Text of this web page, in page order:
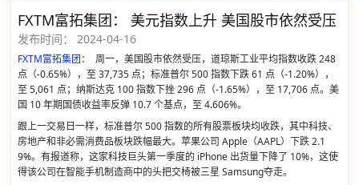
FXTM富拓集团： 美元指数上升 美国股市依然受压
发布时间： 2024-04-16
FXTM富拓集团： 周一，美国股市依然受压，道琼斯工业平均指数收跌 248
点（-0.65%），至 37,735 点；标准普尔 500 指数下跌 61 点（-1.20%），
至 5,061 点；纳斯达克 100 指数下挫 296 点（-1.65%），至 17,706 点。美
国 10 年期国债收益率反弹 10.7 个基点，至 4.606%。
跟上一交易日一样，标准普尔 500 指数的所有股票板块均收跌，其中科技、
房地产和非必需消费品板块跌幅最大。苹果公司 Apple（AAPL）下跌 2.1
9%。有报道称，这家科技巨头第一季度的 iPhone 出货量下降了 10%，这使
得该公司在智能手机制造商中的头把交椅被三星 Samsung夺走。